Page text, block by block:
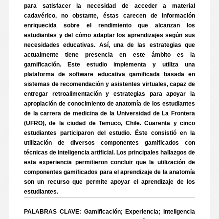
para satisfacer la necesidad de acceder a material
cadavérico, no obstante, éstas carecen de información
enriquecida sobre el rendimiento que alcanzan los
estudiantes y del cómo adaptar los aprendizajes según sus
necesidades educativas. Así, una de las estrategias que
actualmente tiene presencia en este ámbito es la
gamificación. Este estudio implementa y utiliza una
plataforma de software educativa gamificada basada en
sistemas de recomendación y asistentes virtuales, capaz de
entregar retroalimentación y estrategias para apoyar la
apropiación de conocimiento de anatomía de los estudiantes
de la carrera de medicina de la Universidad de La Frontera
(UFRO), de la ciudad de Temuco, Chile. Cuarenta y cinco
estudiantes participaron del estudio. Éste consistió en la
utilización de diversos componentes gamificados con
técnicas de inteligencia artificial. Los principales hallazgos de
esta experiencia permitieron concluir que la utilización de
componentes gamificados para el aprendizaje de la anatomía
son un recurso que permite apoyar el aprendizaje de los
estudiantes.
PALABRAS CLAVE: Gamificación; Experiencia; Inteligencia